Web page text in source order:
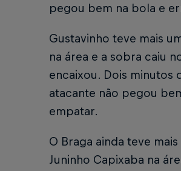
pegou bem na bola e
Gustavinho teve mais
na área e a sobra caiu
encaixou. Dois minutos
atacante não pegou
empatar.
O Braga ainda teve
Juninho Capixaba na